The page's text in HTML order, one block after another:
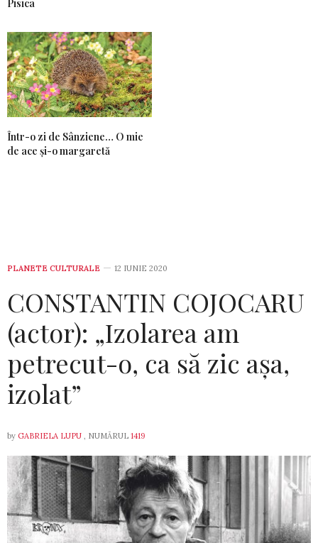
Pisica
Într-o zi de Sânziene… O mie
de ace și-o margaretă
PLANETE CULTURALE 12 IUNIE 2020
CONSTANTIN COJOCARU
(actor): „Izolarea am
petrecut-o, ca să zic așa,
izolat”
by GABRIELA LUPU , NUMĂRUL 1419